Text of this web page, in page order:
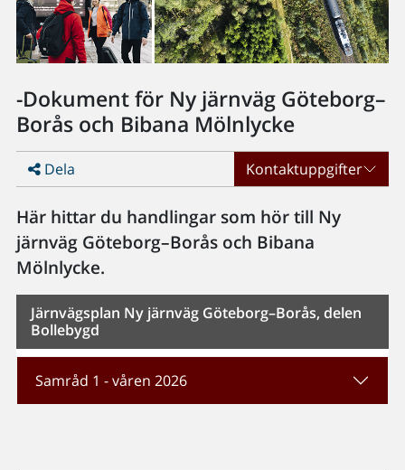
-Dokument för Ny järnväg Göteborg–
Borås och Bibana Mölnlycke
Dela Kontaktuppgifter
Här hittar du handlingar som hör till Ny
järnväg Göteborg–Borås och Bibana
Mölnlycke.
Järnvägsplan Ny järnväg Göteborg–Borås, delen
Bollebygd
Samråd 1 - våren 2026